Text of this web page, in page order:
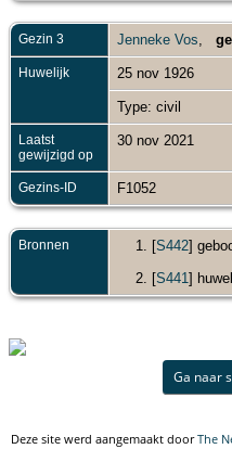
Gezin 3 Jenneke Vos
Huwelijk 25 nov 1926
Type: civil
Laatst
gewijzigd op
30 nov 2021
Gezins-ID F1052
Bronnen [S442]
[S441 ]
Ga naar
Deze site werd aangemaakt doorThe